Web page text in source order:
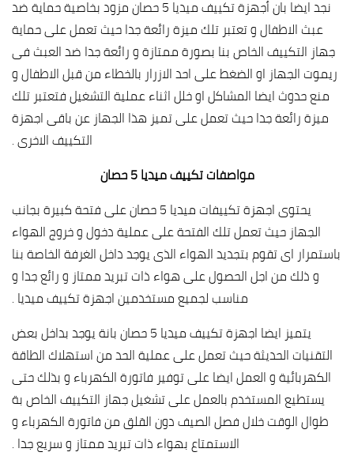
نجد ايضا بان أجهزة تكييف ميديا 5 حصان مزود بخاصية حماية ضد
عبث الاطفال و تعتبر تلك ميزة رائعة جدا حيث تعمل على حماية
جهاز التكييف الخاص بنا بصورة ممتازة و رائعة جدا ضد العبث فى
ريموت الجهاز او الضغط على احد الازرار بالخطاء من قبل الاطفال و
منع حدوث ايضا المشاكل او خلل اثناء عملية التشغيل فتعتبر تلك
ميزة رائعة جدا حيث تعمل على تميز هذا الجهاز عن باقى اجهزة
التكييف الاخرى .
مواصفات تكييف ميديا 5 حصان
يحتوى اجهزة تكييفات ميديا 5 حصان على فتحة كبيرة بجانب
الجهاز حيث تعمل تلك الفتحة على عملية دخول و خروج الهواء
باستمرار اى تقوم بتجديد الهواء الذى يوجد داخل الغرفة الخاصة بنا
و ذلك من اجل الحصول على هواء ذات تبريد ممتاز و رائع جدا و
مناسب لجميع مستخدمين اجهزة تكييف ميديا .
يتميز ايضا اجهزة تكييف ميديا 5 حصان بانة يوجد بداخل بعض
التقنيات الحديثة حيث تعمل على عملية الحد من استهلاك الطاقة
الكهربائية و العمل ايضا على توفير فاتورة الكهرباء و بذلك حتى
يستطيع المستخدم بالعمل على تشغيل جهاز التكييف الخاص بة
طوال الوقت خلال فصل الصيف دون القلق من فاتورة الكهرباء و
الاستمتاع بهواء ذات تبريد ممتاز و سريع جدا .